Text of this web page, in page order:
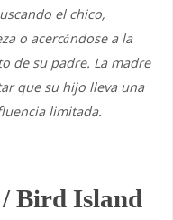
el chico,
o acercándose a la
de su padre. La madre
que su hijo lleva una
limitada.
/ Bird Island